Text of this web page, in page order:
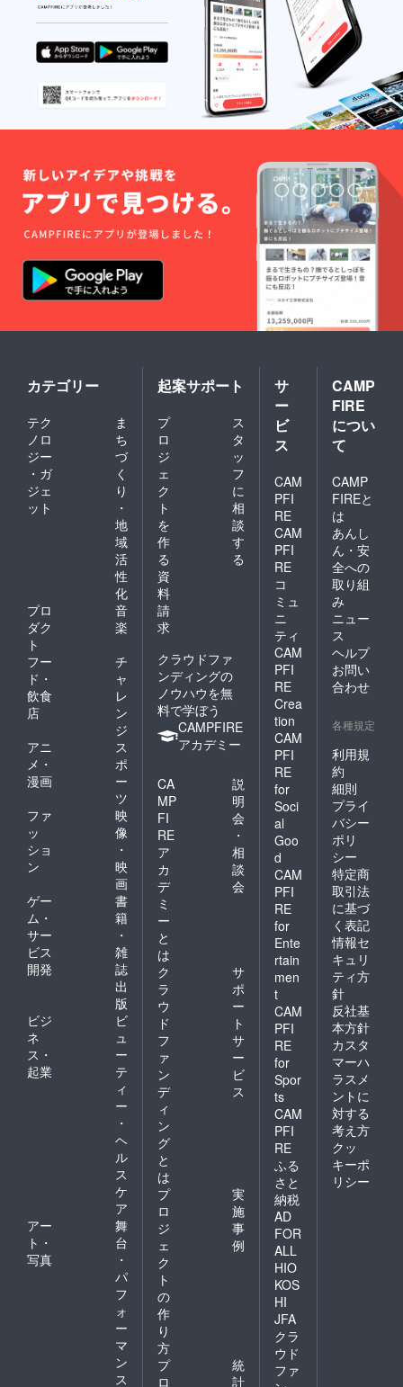
カテゴリー
テク
ノロ
ジー
・ガ
ジェ
ット
ま
ち
づ
く
り
・
地
域
活
性
化
プロ
ダク
ト
音
楽
フー
ド・
飲食
店
チ
ャ
レ
ン
ジ
アニ
メ・
漫画
ス
ポ
ー
ツ
ファ
ッ
ショ
ン
映
像
・
映
画
ゲー
ム・
サー
ビス
開発
書
籍
・
雑
誌
出
版
ビジ
ネ
ス・
起業
ビ
ュ
ー
テ
ィ
ー
・
ヘ
ル
ス
ケ
ア
アー
ト・
写真
舞
台
・
パ
フ
ォ
ー
マ
ン
ス
起案サポート
プ
ロ
ジ
ェ
ク
ト
を
作
る
ス
タ
ッ
フ
に
相
談
す
る
資
料
請
求
クラウドファ
ンディングの
ノウハウを無
料で学ぼう
CAMPFIRE
アカデミー
CA
MP
FI
RE
ア
カ
デ
ミ
ー
と
は
説
明
会
・
相
談
会
ク
ラ
ウ
ド
フ
ァ
ン
デ
ィ
ン
グ
と
は
サ
ポ
ー
ト
サ
ー
ビ
ス
プ
ロ
ジ
ェ
ク
ト
の
作
り
方
実
施
事
例
プ
ロ
統
計
サ
ー
ビ
ス
CAM
PFI
RE
CAM
PFI
RE
コ
ミュ
ニ
ティ
CAM
PFI
RE
Crea
tion
CAM
PFI
RE
for
Soci
al
Goo
d
CAM
PFI
RE
for
Ente
rtain
men
t
CAM
PFI
RE
for
Spor
ts
CAM
PFI
RE
ふる
さと
納税
AD
FOR
ALL
HIO
KOS
HI
JFA
クラ
ウド
ファ
CAMP
FIRE
につい
て
CAMP
FIREと
は
あんし
ん・安
全への
取り組
み
ニュー
ス
ヘルプ
お問い
合わせ
各種規定
利用規
約
細則
プライ
バシー
ポリ
シー
特定商
取引法
に基づ
く表記
情報セ
キュリ
ティ方
針
反社基
本方針
カスタ
マーハ
ラスメ
ントに
対する
考え方
クッ
キーポ
リシー